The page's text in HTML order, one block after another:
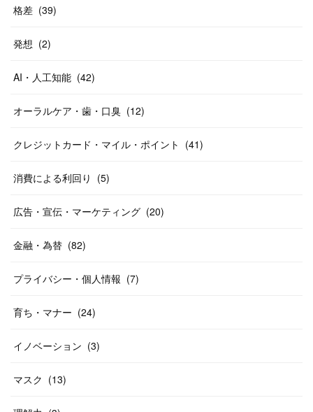
格差 (39)
発想 (2)
AI・人工知能 (42)
オーラルケア・歯・口臭 (12)
クレジットカード・マイル・ポイント (41)
消費による利回り (5)
広告・宣伝・マーケティング (20)
金融・為替 (82)
プライバシー・個人情報 (7)
育ち・マナー (24)
イノベーション (3)
マスク (13)